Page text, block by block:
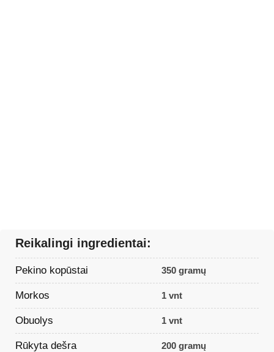
Reikalingi ingredientai:
Pekino kopūstai 350 gramų
Morkos 1 vnt
Obuolys 1 vnt
Rūkyta dešra 200 gramų